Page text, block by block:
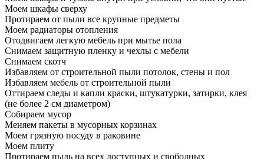
Моем шкафы сверху
Протираем от пыли все крупные предметы
Моем радиаторы отопления
Отодвигаем легкую мебель при мытье пола
Снимаем защитную пленку и чехлы с мебели
Снимаем скотч
Избавляем от строительной пыли потолок, стены и пол
Избавляем мебель от строительной пыли
Оттираем следы и капли краски, штукатурки, затирки, клея
(не более 2 см диаметром)
Собираем мусор
Меняем пакеты в мусорных корзинах
Моем грязную посуду в раковине
Моем плиту
Протираем пыль на всех доступных и свободных